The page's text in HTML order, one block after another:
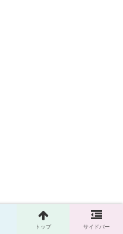
トップ サイドバー